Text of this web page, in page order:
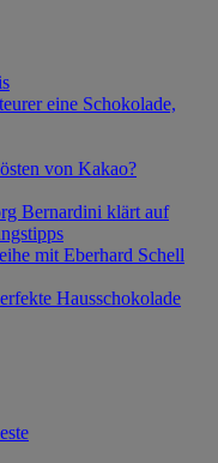
eine Schokolade,
von Kakao?
Bernardini klärt auf
mit Eberhard Schell
Hausschokolade